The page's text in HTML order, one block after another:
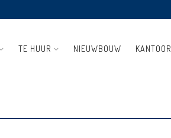
TE HUUR NIEUWBOUW KANTOOR